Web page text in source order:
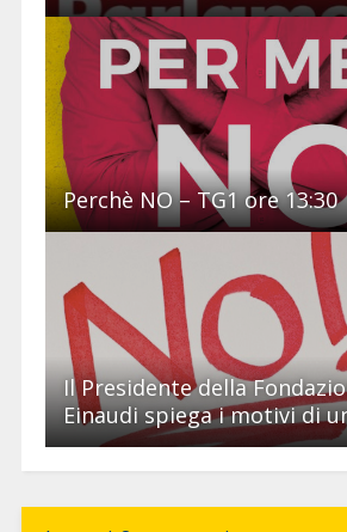
Perchè NO – TG1 ore 13:30
Il Presidente della
Einaudi spiega i motivi di